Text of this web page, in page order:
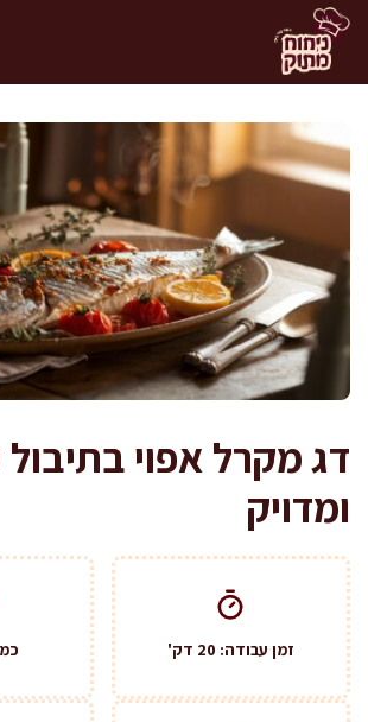
לדלג
לתוכן
דג מקרל אפוי
ומדויק
זמן עבודה: 20 דק'